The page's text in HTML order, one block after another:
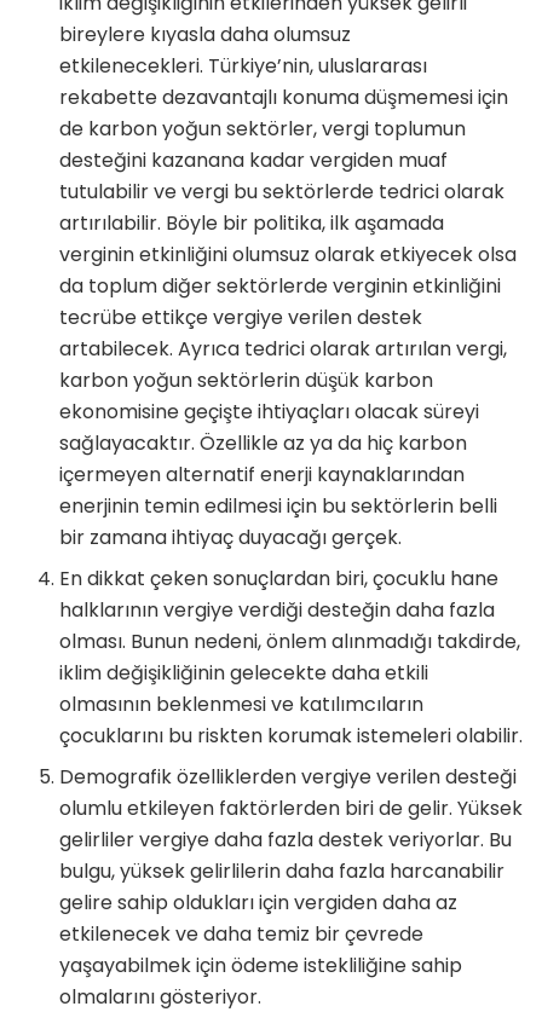
bireylere kıyasla daha olumsuz
etkilenecekleri. Türkiye’nin, uluslararası
rekabette dezavantajlı konuma düşmemesi için
de karbon yoğun sektörler, vergi toplumun
desteğini kazanana kadar vergiden muaf
tutulabilir ve vergi bu sektörlerde tedrici olarak
artırılabilir. Böyle bir politika, ilk aşamada
verginin etkinliğini olumsuz olarak etkiyecek olsa
da toplum diğer sektörlerde verginin etkinliğini
tecrübe ettikçe vergiye verilen destek
artabilecek. Ayrıca tedrici olarak artırılan vergi,
karbon yoğun sektörlerin düşük karbon
ekonomisine geçişte ihtiyaçları olacak süreyi
sağlayacaktır. Özellikle az ya da hiç karbon
içermeyen alternatif enerji kaynaklarından
enerjinin temin edilmesi için bu sektörlerin belli
bir zamana ihtiyaç duyacağı gerçek.
En dikkat çeken sonuçlardan biri, çocuklu hane
halklarının vergiye verdiği desteğin daha fazla
olması. Bunun nedeni, önlem alınmadığı takdirde,
iklim değişikliğinin gelecekte daha etkili
olmasının beklenmesi ve katılımcıların
çocuklarını bu riskten korumak istemeleri olabilir.
Demografik özelliklerden vergiye verilen desteği
olumlu etkileyen faktörlerden biri de gelir. Yüksek
gelirliler vergiye daha fazla destek veriyorlar. Bu
bulgu, yüksek gelirlilerin daha fazla harcanabilir
gelire sahip oldukları için vergiden daha az
etkilenecek ve daha temiz bir çevrede
yaşayabilmek için ödeme istekliliğine sahip
olmalarını gösteriyor.